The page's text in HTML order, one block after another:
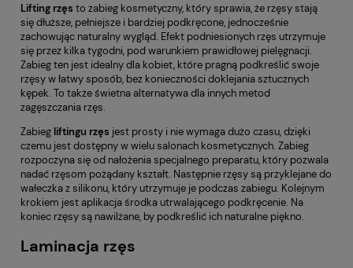
Lifting rzęs to zabieg kosmetyczny, który sprawia, że rzęsy stają
się dłuższe, pełniejsze i bardziej podkręcone, jednocześnie
zachowując naturalny wygląd. Efekt podniesionych rzęs utrzymuje
się przez kilka tygodni, pod warunkiem prawidłowej pielęgnacji.
Zabieg ten jest idealny dla kobiet, które pragną podkreślić swoje
rzęsy w łatwy sposób, bez konieczności doklejania sztucznych
kępek. To także świetna alternatywa dla innych metod
zagęszczania rzęs.
Zabieg liftingu rzęs jest prosty i nie wymaga dużo czasu, dzięki
czemu jest dostępny w wielu salonach kosmetycznych. Zabieg
rozpoczyna się od nałożenia specjalnego preparatu, który pozwala
nadać rzęsom pożądany kształt. Następnie rzęsy są przyklejane do
wałeczka z silikonu, który utrzymuje je podczas zabiegu. Kolejnym
krokiem jest aplikacja środka utrwalającego podkręcenie. Na
koniec rzęsy są nawilżane, by podkreślić ich naturalne piękno.
Laminacja rzęs